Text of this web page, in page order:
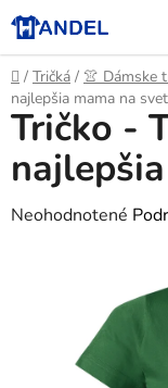
Prejsť
na
obsah
Domov
/ Tričká / 👚 Dámske
najlepšia mama na
Tričko -
Priemerné
Neohodnotené